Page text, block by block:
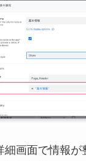
細画面で情報が